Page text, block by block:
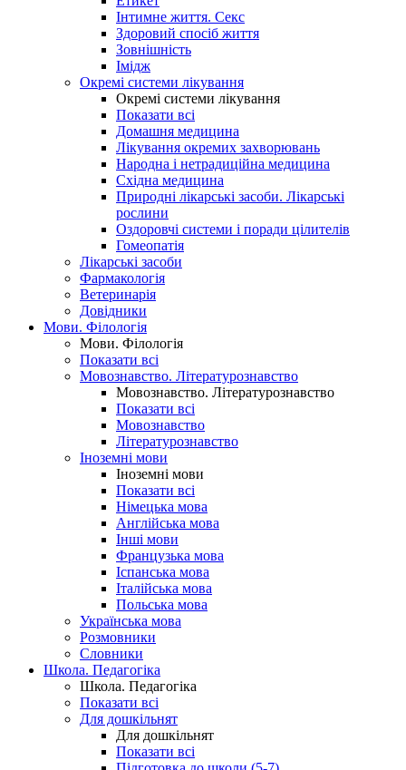
Інтимне життя. Секс
Здоровий спосіб життя
Зовнішність
Імідж
Окремі системи лікування
Окремі системи лікування
Показати всі
Домашня медицина
Лікування окремих захворювань
Народна і нетрадиційна медицина
Східна медицина
Природні лікарські засоби. Лікарські
рослини
Оздоровчі системи і поради цілителів
Гомеопатія
Лікарські засоби
Фармакологія
Ветеринарія
Довідники
Мови. Філологія
Мови. Філологія
Показати всі
Мовознавство. Літературознавство
Мовознавство. Літературознавство
Показати всі
Мовознавство
Літературознавство
Іноземні мови
Іноземні мови
Показати всі
Німецька мова
Англійська мова
Інші мови
Французька мова
Іспанська мова
Італійська мова
Польська мова
Українська мова
Розмовники
Словники
Школа. Педагогіка
Школа. Педагогіка
Показати всі
Для дошкільнят
Для дошкільнят
Показати всі